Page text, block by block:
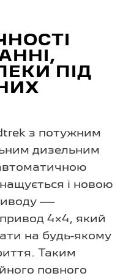
ПІД
з потужним
дизельним
і новою
—
4×4, який
на будь-якому
Таким
повного